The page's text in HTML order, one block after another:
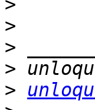
>
>
>
>
>